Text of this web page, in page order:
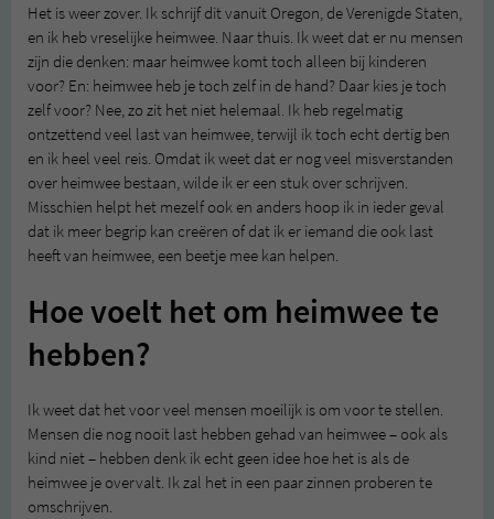
Het is weer zover. Ik schrijf dit vanuit Oregon, de Verenigde Staten,
en ik heb vreselijke heimwee. Naar thuis. Ik weet dat er nu mensen
zijn die denken: maar heimwee komt toch alleen bij kinderen
voor? En: heimwee heb je toch zelf in de hand? Daar kies je toch
zelf voor? Nee, zo zit het niet helemaal. Ik heb regelmatig
ontzettend veel last van heimwee, terwijl ik toch echt dertig ben
en ik heel veel reis. Omdat ik weet dat er nog veel misverstanden
over heimwee bestaan, wilde ik er een stuk over schrijven.
Misschien helpt het mezelf ook en anders hoop ik in ieder geval
dat ik meer begrip kan creëren of dat ik er iemand die ook last
heeft van heimwee, een beetje mee kan helpen.
Hoe voelt het om heimwee te
hebben?
Ik weet dat het voor veel mensen moeilijk is om voor te stellen.
Mensen die nog nooit last hebben gehad van heimwee – ook als
kind niet – hebben denk ik echt geen idee hoe het is als de
heimwee je overvalt. Ik zal het in een paar zinnen proberen te
omschrijven.